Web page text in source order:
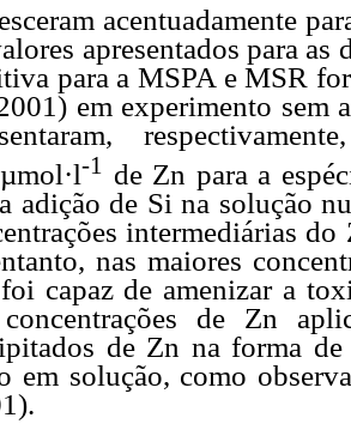
acentuadamente
apresentados para
para a MSPA e MSR
em experimento sem
-1
de Zn para a
adição de Si na solução
intermediárias
nas maiores
capaz de amenizar a
de Zn
de Zn na forma
em solução, como